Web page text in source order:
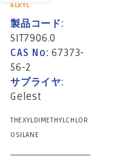
ALKYL
製品コード:
SIT7906.0
CAS No:67373-
56-2
サプライヤ:
Gelest
THEXYLDIMETHYLCHLOR
OSILANE